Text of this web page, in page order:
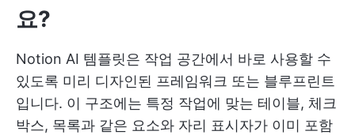
요?
Notion AI 템플릿은 작업 공간에서 바로 사용할 수
있도록 미리 디자인된 프레임워크 또는 블루프린트
입니다. 이 구조에는 특정 작업에 맞는 테이블, 체크
박스, 목록과 같은 요소와 자리 표시자가 이미 포함